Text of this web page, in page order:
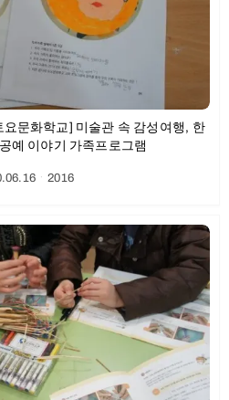
예 이야기 가족프로그램
ㆍ2016